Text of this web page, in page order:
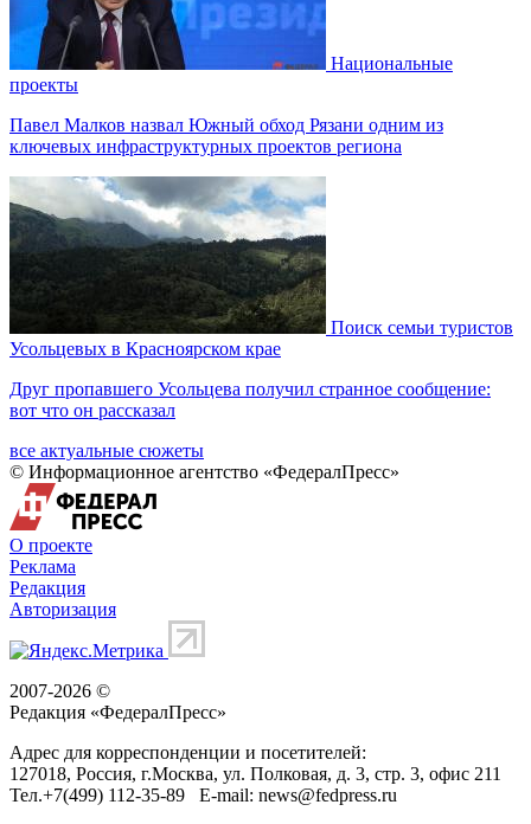
Национальные
проекты
Павел Малков назвал Южный обход Рязани одним из
ключевых инфраструктурных проектов региона
Поиск семьи туристов
Усольцевых в Красноярском крае
Друг пропавшего Усольцева получил странное сообщение:
вот что он рассказал
все актуальные сюжеты
© Информационное агентство «ФедералПресс»
О проекте
Реклама
Редакция
Авторизация
2007-2026 ©
Редакция «ФедералПресс»
Адрес для корреспонденции и посетителей:
127018, Россия, г.Москва, ул. Полковая, д. 3, стр. 3, офис 211
Тел.+7(499) 112-35-89 E-mail: news@fedpress.ru